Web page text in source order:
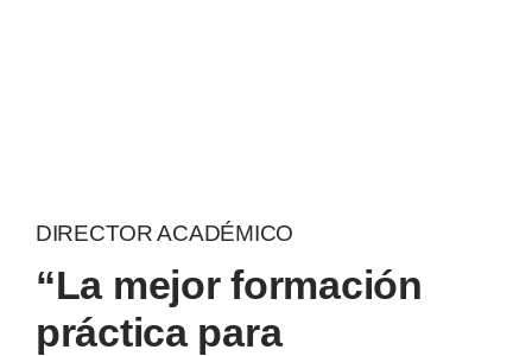
DIRECTOR ACADÉMICO
“La mejor formación
práctica para